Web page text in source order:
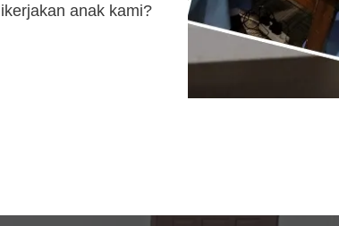
anak kami?